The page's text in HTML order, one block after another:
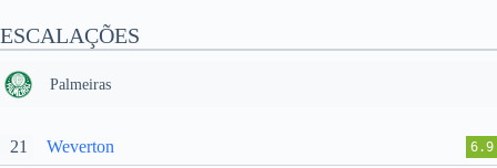
ESCALAÇÕES
Palmeiras
21 Weverton 6.9